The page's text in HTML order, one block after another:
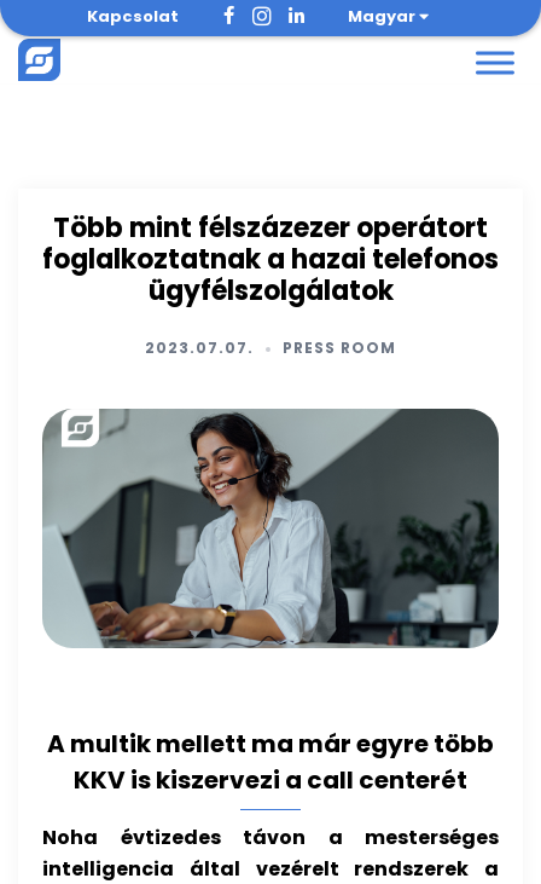
Skip
to
content
Kapcsolat Magyar
Több mint félszázezer operátort
foglalkoztatnak a hazai telefonos
ügyfélszolgálatok
2023.07.07. PRESS ROOM
A multik mellett ma már egyre több
KKV is kiszervezi a call centerét
Noha évtizedes távon a mesterséges
intelligencia által vezérelt rendszerek a